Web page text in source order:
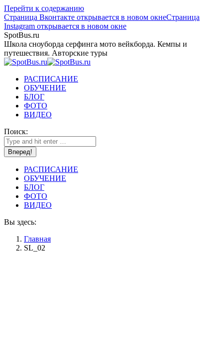
Перейти к содержанию
Страница Вконтакте открывается в новом окнеСтраница
Instagram открывается в новом окне
SpotBus.ru
Школа сноуборда серфинга мото вейкборда. Кемпы и
путешествия. Авторские туры
РАСПИСАНИЕ
ОБУЧЕНИЕ
БЛОГ
ФОТО
ВИДЕО
Поиск:
РАСПИСАНИЕ
ОБУЧЕНИЕ
БЛОГ
ФОТО
ВИДЕО
Вы здесь:
Главная
SL_02